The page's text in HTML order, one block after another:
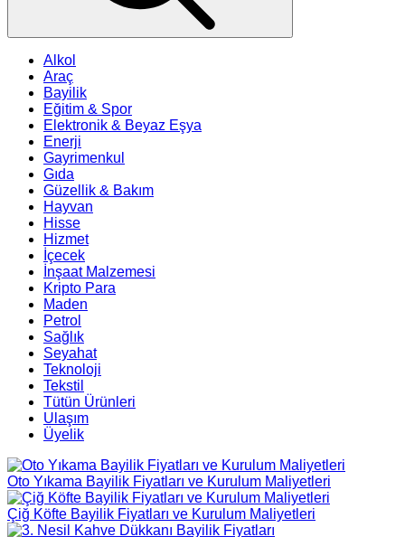
Alkol
Araç
Bayilik
Eğitim & Spor
Elektronik & Beyaz Eşya
Enerji
Gayrimenkul
Gıda
Güzellik & Bakım
Hayvan
Hisse
Hizmet
İçecek
İnşaat Malzemesi
Kripto Para
Maden
Petrol
Sağlık
Seyahat
Teknoloji
Tekstil
Tütün Ürünleri
Ulaşım
Üyelik
Oto Yıkama Bayilik Fiyatları ve Kurulum Maliyetleri
Çiğ Köfte Bayilik Fiyatları ve Kurulum Maliyetleri